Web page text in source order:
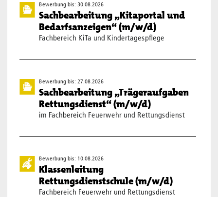
Bewerbung bis: 30.08.2026
Sachbearbeitung „Kitaportal und
Bedarfsanzeigen“ (m/w/d)
Fachbereich KiTa und Kindertagespflege
Bewerbung bis: 27.08.2026
Sachbearbeitung „Trägeraufgaben
Rettungsdienst“ (m/w/d)
im Fachbereich Feuerwehr und Rettungsdienst
Bewerbung bis: 10.08.2026
Klassenleitung
Rettungsdienstschule (m/w/d)
Fachbereich Feuerwehr und Rettungsdienst